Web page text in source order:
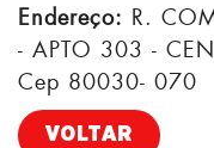
Endereço: R.
- APTO 303 -
Cep 80030- 070
VOLTAR